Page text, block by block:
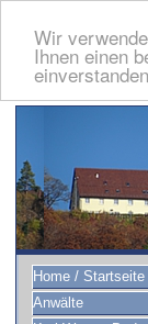
Wir
Ihnen einen
Home / Startseite
Anwälte